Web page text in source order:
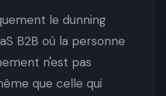
le dunning
B2B où la personne
n'est pas
que celle qui